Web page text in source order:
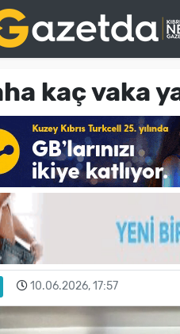
kaç vaka
10.06.2026, 17:57